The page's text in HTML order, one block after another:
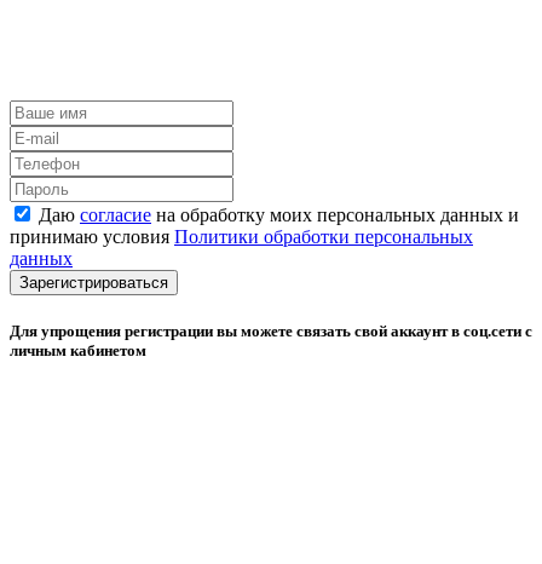
Даю согласие на обработку моих персональных данных и
принимаю условия Политики обработки персональных
данных
Зарегистрироваться
Для упрощения регистрации вы можете связать свой аккаунт в соц.сети с
личным кабинетом